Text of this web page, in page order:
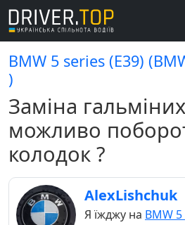
BMW 5 series (E39)
)
Заміна
можливо
колодок ?
AlexLishchuk
Я їжджу на BMW